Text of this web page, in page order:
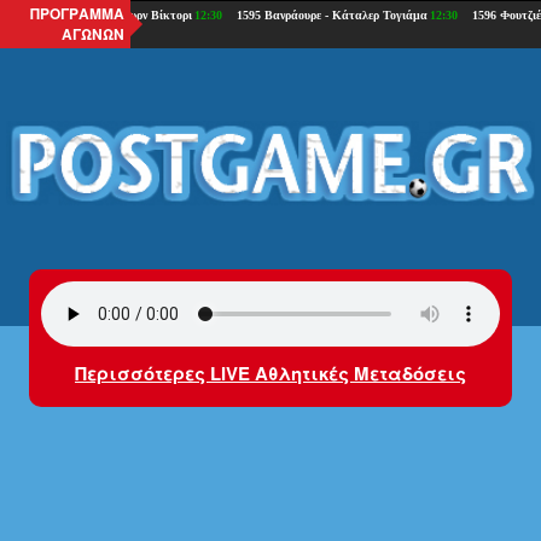
ΠΡΟΓΡΑΜΜΑ
ΑΓΩΝΩΝ
Περισσότερες LIVE Αθλητικές Μεταδόσεις